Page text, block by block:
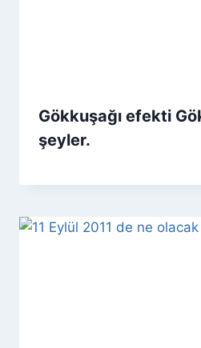
Gökkuşağı efekti
şeyler.